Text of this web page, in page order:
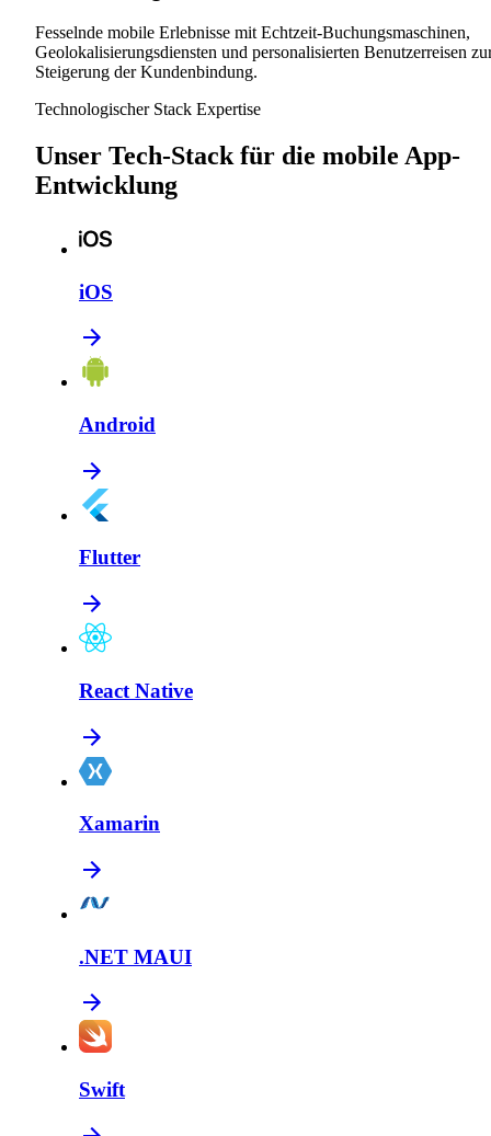
Fesselnde mobile Erlebnisse mit Echtzeit-Buchungsmaschinen,
Geolokalisierungsdiensten und personalisierten Benutzerreisen
Steigerung der Kundenbindung.
Technologischer Stack Expertise
Unser Tech-Stack für die mobile App-
Entwicklung
iOS
Android
Flutter
React Native
Xamarin
.NET MAUI
Swift